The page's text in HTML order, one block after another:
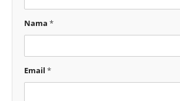
Nama *
Email *